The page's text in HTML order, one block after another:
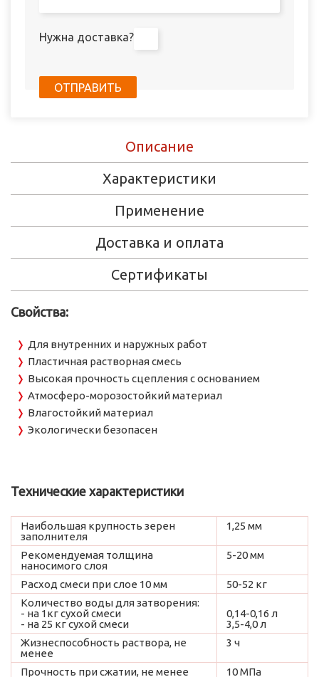
Нужна доставка?
Описание
Характеристики
Применение
Доставка и оплата
Сертификаты
Свойства:
Для внутренних и наружных работ
Пластичная растворная смесь
Высокая прочность сцепления с основанием
Атмосферо-морозостойкий материал
Влагостойкий материал
Экологически безопасен
Технические характеристики
Наибольшая крупность зерен
заполнителя
1,25 мм
Рекомендуемая толщина
наносимого слоя
5-20 мм
Расход смеси при слое 10 мм
50-52 кг
Количество воды для затворения:
- на 1кг сухой смеси
- на 25 кг сухой смеси
0,14-0,16 л
3,5-4,0 л
Жизнеспособность раствора, не
менее
3 ч
Прочность при сжатии, не менее 10 МПа